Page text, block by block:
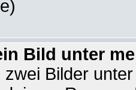
Bild unter
Bilder